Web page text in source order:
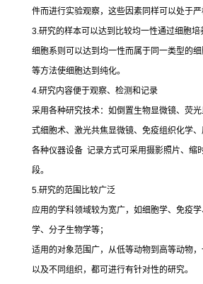
件而进行实验观察，这些因素同样可以处于严
3.研究的样本可以达到比较均一性通过细胞
细胞系则可以达到均一性而属于同一类型的
等方法使细胞达到纯化。
4.研究内容便于观察、检测和记录
采用各种研究技术：如倒置生物显微镜、荧
式细胞术、激光共焦显微镜、免疫组织化学
各种仪器设备 记录方式可采用摄影照片、缩
段。
5.研究的范围比较广泛
应用的学科领域较为宽广，如细胞学、免疫
学、分子生物学等；
适用的对象范围广，从低等动物到高等动物
以及不同组织，都可进行有针对性的研究。